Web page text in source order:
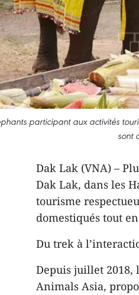
participant aux activités
sont
Dak Lak (VNA) –
Dak Lak, dans les
tourisme
domestiqués tout
Du trek à
Depuis juillet 2018,
Animals Asia,